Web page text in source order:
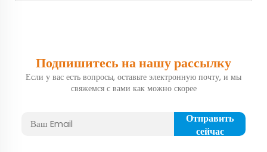
Подпишитесь на нашу рассылку
Если у вас есть вопросы, оставьте электронную почту, и мы
свяжемся с вами как можно скорее
Отправить
сейчас